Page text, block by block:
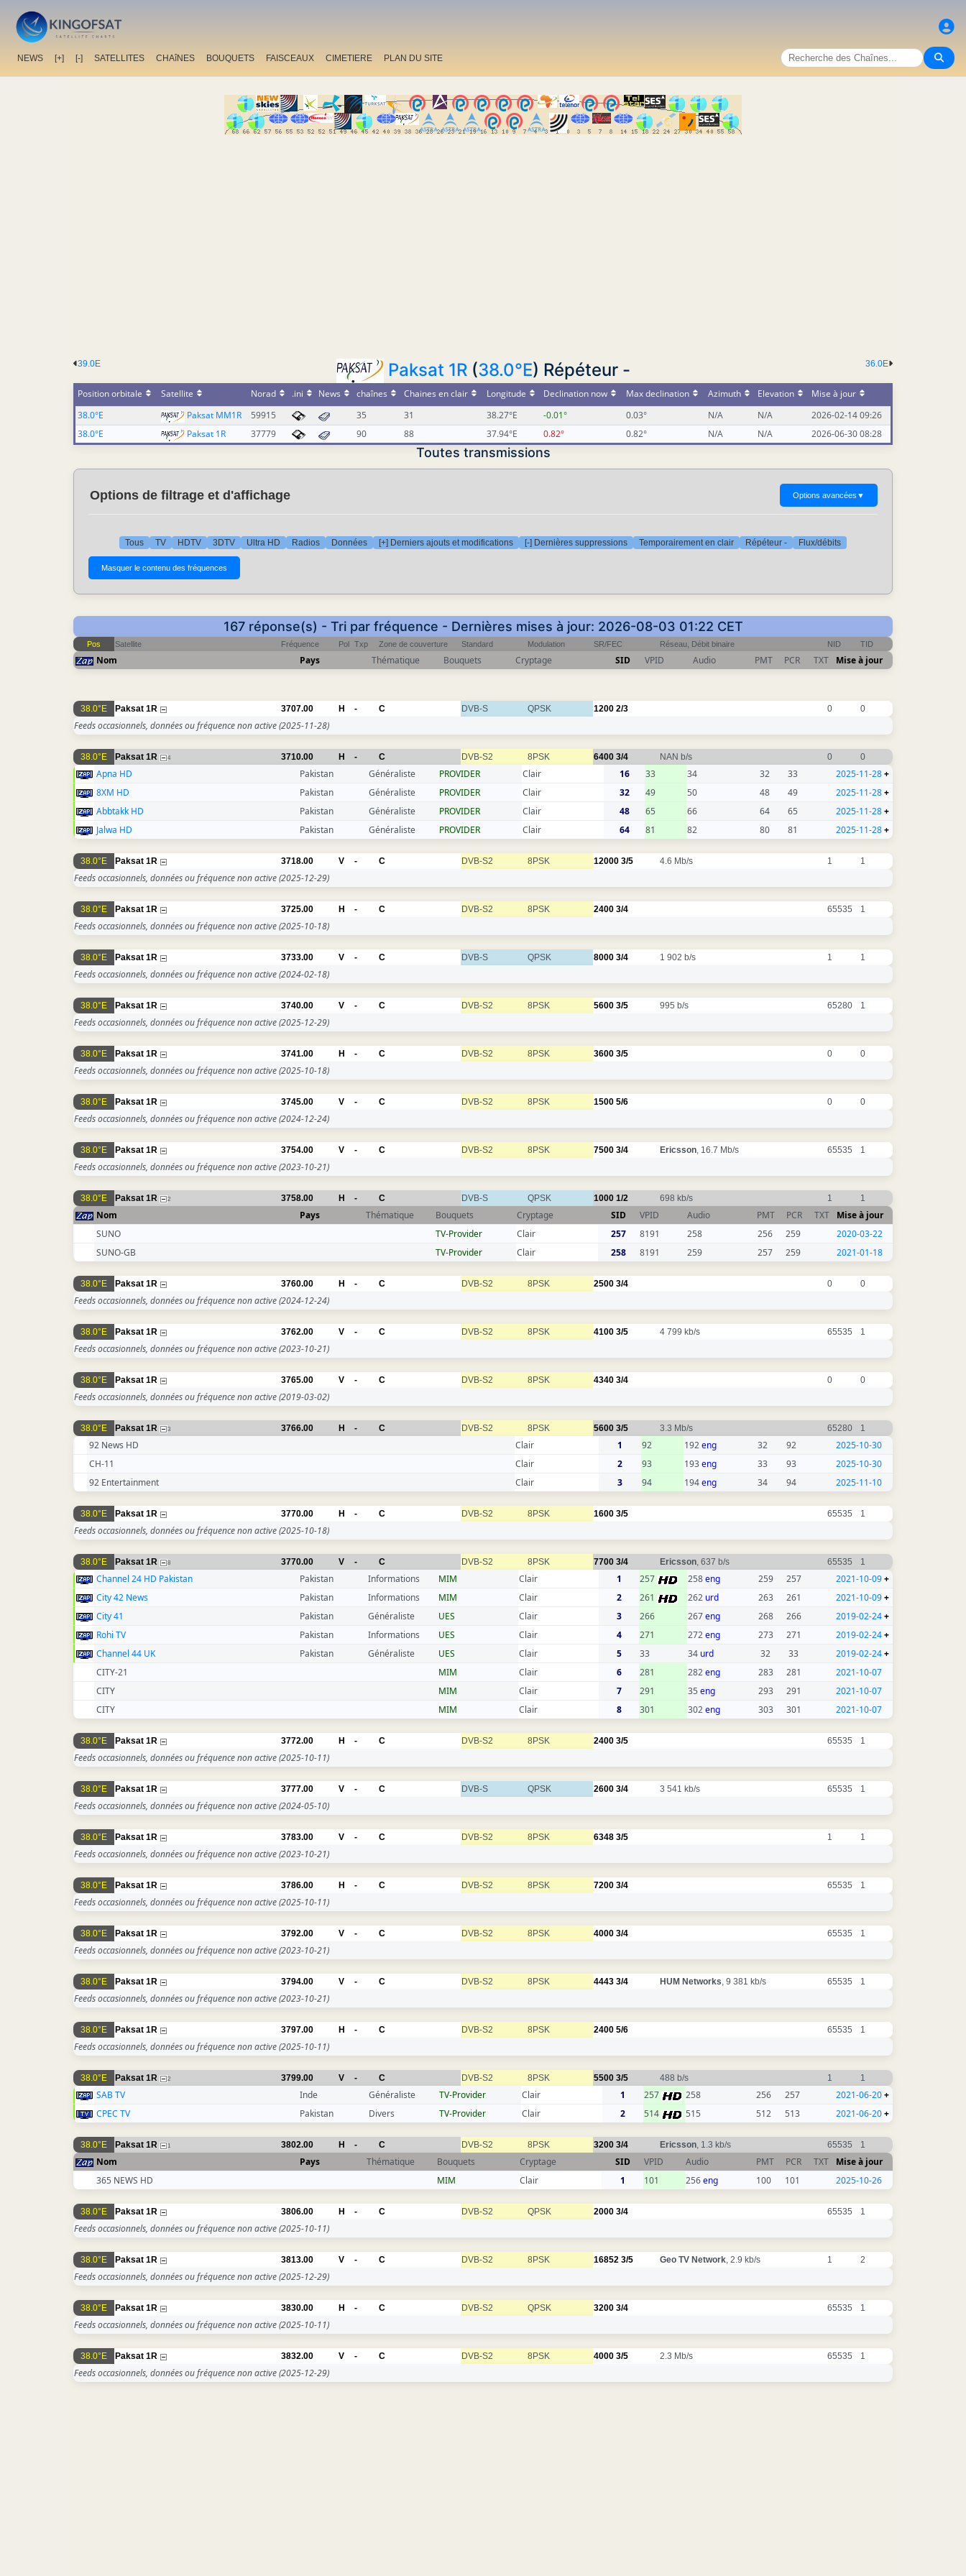
NEWS [+] [-] SATELLITES CHAîNES BOUQUETS FAISCEAUX CIMETIERE PLAN DU SITE
36.0E
39.0E Paksat 1R(38.0°E) Répéteur -
Position orbitale Satellite Norad .ini News chaînes Chaines en clair Longitude Declination now Max declination Azimuth Elevation
Mise à jour
38.0°E
Paksat MM1R 59915 35 31 38.27°E -0.01° 0.03° N/A N/A
2026-02-14 09:26
38.0°E
Paksat 1R 37779 90 88 37.94°E 0.82° 0.82° N/A N/A 2026-06-30 08:28
Toutes transmissions
Options de filtrage et d'affichage Options avancées ▼
Tous TV HDTV 3DTV Ultra HD Radios Données [+] Derniers ajouts et modifications [-] Dernières suppressions Temporairement en clair Répéteur - Flux/débits
167 réponse(s) - Tri par fréquence - Dernières mises à jour: 2026-08-03 01:22 CET
Pos Satellite Fréquence Pol Txp Zone de couverture Standard Modulation SR/FEC Réseau, Débit binaire NID TID
Nom Pays Thématique Bouquets Cryptage SID VPID Audio PMT PCR TXT Mise à jour
38.0°E Paksat 1R 3707.00 H - C DVB-S QPSK 1200 2/3 0 0
Feeds occasionnels, données ou fréquence non active(2025-11-28)
38.0°E Paksat 1R 4 3710.00 H - C DVB-S2 8PSK 6400 3/4 NAN b/s 0 0
Apna HD Pakistan Généraliste PROVIDER Clair 16 33 34 32 33 2025-11-28+
8XM HD
Pakistan Généraliste PROVIDER Clair 32 49 50 48 49 2025-11-28+
Abbtakk HD
Pakistan Généraliste PROVIDER Clair 48 65 66 64 65 2025-11-28+
Jalwa HD
Pakistan Généraliste PROVIDER Clair 64 81 82 80 81 2025-11-28+
38.0°E Paksat 1R 3718.00 V - C DVB-S2 8PSK 12000 3/5 4.6 Mb/s 1 1
Feeds occasionnels, données ou fréquence non active(2025-12-29)
38.0°E Paksat 1R 3725.00 H - C DVB-S2 8PSK 2400 3/4 65535 1
Feeds occasionnels, données ou fréquence non active(2025-10-18)
38.0°E Paksat 1R 3733.00 V - C DVB-S QPSK 8000 3/4 1 902 b/s 1 1
Feeds occasionnels, données ou fréquence non active(2024-02-18)
38.0°E Paksat 1R 3740.00 V - C DVB-S2 8PSK 5600 3/5 995 b/s 65280 1
Feeds occasionnels, données ou fréquence non active(2025-12-29)
38.0°E Paksat 1R 3741.00 H - C DVB-S2 8PSK 3600 3/5 0 0
Feeds occasionnels, données ou fréquence non active(2025-10-18)
38.0°E Paksat 1R 3745.00 V - C DVB-S2 8PSK 1500 5/6 0 0
Feeds occasionnels, données ou fréquence non active(2024-12-24)
38.0°E Paksat 1R 3754.00 V - C DVB-S2 8PSK 7500 3/4 Ericsson, 16.7 Mb/s 65535 1
Feeds occasionnels, données ou fréquence non active(2023-10-21)
38.0°E Paksat 1R 2 3758.00 H - C DVB-S QPSK 1000 1/2 698 kb/s 1 1
Nom Pays Thématique Bouquets Cryptage SID VPID Audio PMT PCR TXT
Mise à jour
SUNO
TV-Provider Clair 257 8191 258 256 259
2020-03-22
SUNO-GB
TV-Provider Clair 258 8191 259 257 259 2021-01-18
38.0°E Paksat 1R 3760.00 H - C DVB-S2 8PSK 2500 3/4 0 0
Feeds occasionnels, données ou fréquence non active(2024-12-24)
38.0°E Paksat 1R 3762.00 V - C DVB-S2 8PSK 4100 3/5 4 799 kb/s 65535 1
Feeds occasionnels, données ou fréquence non active(2023-10-21)
38.0°E Paksat 1R 3765.00 V - C DVB-S2 8PSK 4340 3/4 0 0
Feeds occasionnels, données ou fréquence non active(2019-03-02)
38.0°E Paksat 1R 3 3766.00 H - C DVB-S2 8PSK 5600 3/5 3.3 Mb/s 65280 1
92 News HD Clair 1 92 192eng 32 92
2025-10-30
CH-11
Clair 2 93 193eng 33 93
2025-10-30
92 Entertainment
Clair 3 94 194eng 34 94 2025-11-10
38.0°E Paksat 1R 3770.00 H - C DVB-S2 8PSK 1600 3/5 65535 1
Feeds occasionnels, données ou fréquence non active(2025-10-18)
38.0°E Paksat 1R 8 3770.00 V - C DVB-S2 8PSK 7700 3/4 Ericsson, 637 b/s 65535 1
Channel 24 HD Pakistan Pakistan Informations MIM Clair 1 257 258eng 259 257 2021-10-09+
City 42 News
Pakistan Informations MIM Clair 2 261 262 urd 263 261 2021-10-09+
City 41
Pakistan Généraliste UES Clair 3 266 267eng 268 266 2019-02-24+
Rohi TV
Pakistan Informations UES Clair 4 271 272eng 273 271 2019-02-24+
Channel 44 UK
Pakistan Généraliste UES Clair 5 33 34 urd 32 33 2019-02-24+
CITY-21
MIM Clair 6 281 282eng 283 281
2021-10-07
CITY
MIM Clair 7 291 35 eng 293 291
2021-10-07
CITY
MIM Clair 8 301 302eng 303 301 2021-10-07
38.0°E Paksat 1R 3772.00 H - C DVB-S2 8PSK 2400 3/5 65535 1
Feeds occasionnels, données ou fréquence non active(2025-10-11)
38.0°E Paksat 1R 3777.00 V - C DVB-S QPSK 2600 3/4 3 541 kb/s 65535 1
Feeds occasionnels, données ou fréquence non active(2024-05-10)
38.0°E Paksat 1R 3783.00 V - C DVB-S2 8PSK 6348 3/5 1 1
Feeds occasionnels, données ou fréquence non active(2023-10-21)
38.0°E Paksat 1R 3786.00 H - C DVB-S2 8PSK 7200 3/4 65535 1
Feeds occasionnels, données ou fréquence non active(2025-10-11)
38.0°E Paksat 1R 3792.00 V - C DVB-S2 8PSK 4000 3/4 65535 1
Feeds occasionnels, données ou fréquence non active(2023-10-21)
38.0°E Paksat 1R 3794.00 V - C DVB-S2 8PSK 4443 3/4 HUM Networks, 9 381 kb/s 65535 1
Feeds occasionnels, données ou fréquence non active(2023-10-21)
38.0°E Paksat 1R 3797.00 H - C DVB-S2 8PSK 2400 5/6 65535 1
Feeds occasionnels, données ou fréquence non active(2025-10-11)
38.0°E Paksat 1R 2 3799.00 V - C DVB-S2 8PSK 5500 3/5 488 b/s 1 1
SAB TV Inde Généraliste TV-Provider Clair 1 257 258 256 257 2021-06-20+
CPEC TV
Pakistan Divers TV-Provider Clair 2 514 515 512 513 2021-06-20+
38.0°E Paksat 1R 1 3802.00 H - C DVB-S2 8PSK 3200 3/4 Ericsson, 1.3 kb/s 65535 1
Nom Pays Thématique Bouquets Cryptage SID VPID Audio PMT PCR TXT
Mise à jour
365 NEWS HD
MIM Clair 1 101 256eng 100 101 2025-10-26
38.0°E Paksat 1R 3806.00 H - C DVB-S2 QPSK 2000 3/4 65535 1
Feeds occasionnels, données ou fréquence non active(2025-10-11)
38.0°E Paksat 1R 3813.00 V - C DVB-S2 8PSK 16852 3/5 Geo TV Network, 2.9 kb/s 1 2
Feeds occasionnels, données ou fréquence non active(2025-12-29)
38.0°E Paksat 1R 3830.00 H - C DVB-S2 QPSK 3200 3/4 65535 1
Feeds occasionnels, données ou fréquence non active(2025-10-11)
38.0°E Paksat 1R 3832.00 V - C DVB-S2 8PSK 4000 3/5 2.3 Mb/s 65535 1
Feeds occasionnels, données ou fréquence non active(2025-12-29)